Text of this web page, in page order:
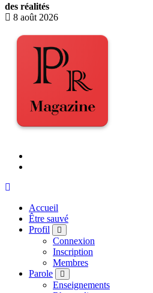
des réalités
8 août 2026
Accueil
Être sauvé
Profil
Connexion
Inscription
Membres
Parole
Enseignements